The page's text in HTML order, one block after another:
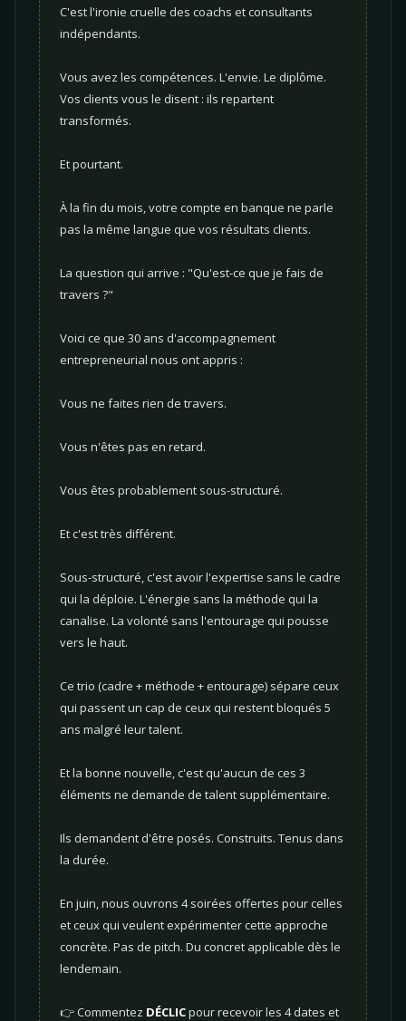
C'est l'ironie cruelle des coachs et consultants
indépendants.
Vous avez les compétences. L'envie. Le diplôme.
Vos clients vous le disent : ils repartent
transformés.
Et pourtant.
À la fin du mois, votre compte en banque ne parle
pas la même langue que vos résultats clients.
La question qui arrive : "Qu'est-ce que je fais de
travers ?"
Voici ce que 30 ans d'accompagnement
entrepreneurial nous ont appris :
Vous ne faites rien de travers.
Vous n'êtes pas en retard.
Vous êtes probablement sous-structuré.
Et c'est très différent.
Sous-structuré, c'est avoir l'expertise sans le cadre
qui la déploie. L'énergie sans la méthode qui la
canalise. La volonté sans l'entourage qui pousse
vers le haut.
Ce trio (cadre + méthode + entourage) sépare ceux
qui passent un cap de ceux qui restent bloqués 5
ans malgré leur talent.
Et la bonne nouvelle, c'est qu'aucun de ces 3
éléments ne demande de talent supplémentaire.
Ils demandent d'être posés. Construits. Tenus dans
la durée.
En juin, nous ouvrons 4 soirées offertes pour celles
et ceux qui veulent expérimenter cette approche
concrète. Pas de pitch. Du concret applicable dès le
lendemain.
👉 Commentez DÉCLICpour recevoir les 4 dates et